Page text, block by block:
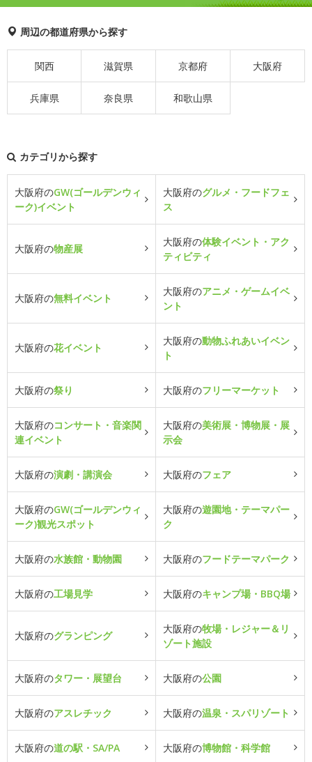
周辺の都道府県から探す
関西 滋賀県 京都府 大阪府
兵庫県 奈良県 和歌山県
カテゴリから探す
大阪府のGW(ゴールデンウィ
ーク)イベント
大阪府のグルメ・フードフェ
ス
大阪府の物産展
大阪府の体験イベント・アク
ティビティ
大阪府の無料イベント
大阪府のアニメ・ゲームイベ
ント
大阪府の花イベント
大阪府の動物ふれあいイベン
ト
大阪府の祭り 大阪府のフリーマーケット
大阪府のコンサート・音楽関
連イベント
大阪府の美術展・博物展・展
示会
大阪府の演劇・講演会 大阪府のフェア
大阪府のGW(ゴールデンウィ
ーク)観光スポット
大阪府の遊園地・テーマパー
ク
大阪府の水族館・動物園 大阪府のフードテーマパーク
大阪府の工場見学 大阪府のキャンプ場・BBQ場
大阪府のグランピング
大阪府の牧場・レジャー＆リ
ゾート施設
大阪府のタワー・展望台 大阪府の公園
大阪府のアスレチック 大阪府の温泉・スパリゾート
大阪府の道の駅・SA/PA 大阪府の博物館・科学館